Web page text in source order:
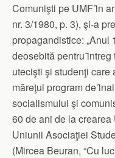
Comunişti pe UMF ȋn
nr. 3/1980, p. 3), şi-a
propagandistice:
deosebită pentru
utecişti şi studenţi care
măreţul program de
socialismului şi
60 de ani de la
Uniunii Asociaţiei
(Mircea Beuran, “Cu